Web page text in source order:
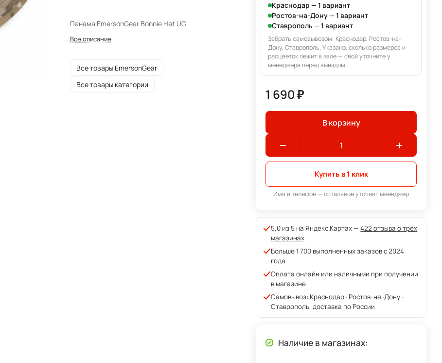
Панама EmersonGear Bonnie Hat UG
Все описание
Все товары EmersonGear
Все товары категории
Краснодар — 1 вариант
Ростов-на-Дону — 1 вариант
Ставрополь — 1 вариант
Забрать самовывозом: Краснодар, Ростов-на-
Дону, Ставрополь. Указано, сколько размеров и
расцветок лежит в зале — свой уточните у
менеджера перед выездом.
1 690 ₽
В корзину
Купить в 1 клик
Имя и телефон — остальное уточнит менеджер
5,0 из 5 на Яндекс.Картах —422 отзыва о трёх
магазинах
Больше 1 700 выполненных заказов с 2024
года
Оплата онлайн или наличными при получении
в магазине
Самовывоз: Краснодар · Ростов-на-Дону ·
Ставрополь, доставка по России
Наличие в магазинах: